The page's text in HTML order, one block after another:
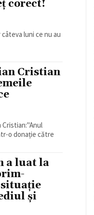
corect!
luni ce nu au
Cristian
o donație către
a luat la
și